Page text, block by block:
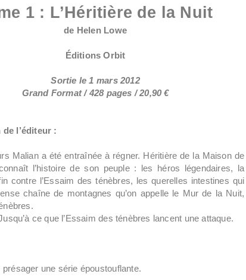
1 : L’Héritière de la Nuit
de Helen Lowe
Éditions Orbit
Sortie le 1 mars 2012
Grand Format / 428 pages / 20,90 €
l’éditeur :
Malian a été entraînée à régner. Héritière de la Maison de
l’histoire de son peuple : les héros légendaires, la
contre l’Essaim des ténèbres, les querelles intestines qui
chaîne de montagnes qu’on appelle le Mur de la Nuit,
ce que l’Essaim des ténèbres lancent une attaque.
une série époustouflante.